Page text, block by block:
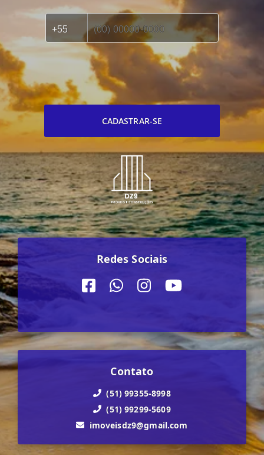
CADASTRAR-SE
Redes Sociais
Contato
(51) 99355-8998
(51) 99299-5609
imoveisdz9@gmail.com